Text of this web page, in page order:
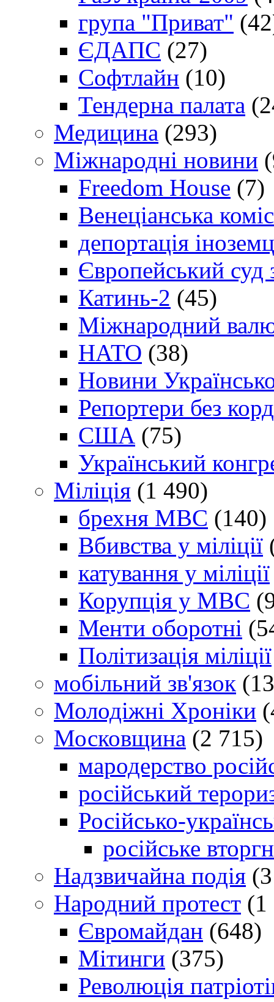
група "Приват"
ЄДАПС (27)
Софтлайн (10)
Тендерна палата
Медицина (293)
Міжнародні новини
Freedom House (7)
Венеціанська
депортація
Європейський
Катинь-2 (45)
Міжнародний
НАТО (38)
Новини
Репортери без
США (75)
Український
Міліція (1 490)
брехня МВС (140)
Вбивства у міліції
катування у міліції
Корупція у МВС
Менти оборотні
Політизація міліції
мобільний зв'язок
Молодіжні Хроніки
Московщина (2 715)
мародерство
російський
Російсько-
російське
Надзвичайна подія
Народний протест (1
Євромайдан (648)
Мітинги (375)
Революція